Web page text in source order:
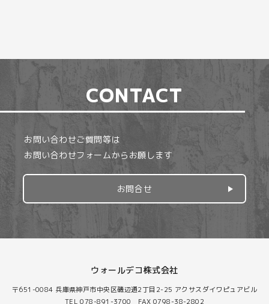
CONTACT
お問い合わせご質問等は
お問い合わせフォームからお願します
お問合せ
ウォールデコ株式会社
〒651-0084 兵庫県神戸市中央区磯辺通2丁目2-25 アクサスダイワピュアビル
TEL 078-891-3700 FAX 0798-38-2802